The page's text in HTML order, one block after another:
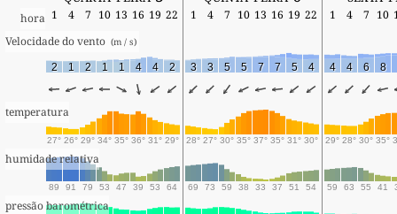
hora 1 4 7 10 13 16 19 22 1 4 7 10 13 16 19 22 1 4 7 10
Velocidade do vento (m / s)
2 1 2 1 1 4 4 2 3 3 5 5 7 7 5 4 4 4 6 8
temperatura
27° 26° 29° 34° 35° 36° 31° 29° 28° 27° 30° 35° 37° 35° 31° 30° 29° 28° 30° 35°
humidade relativa
89 91 79 53 47 39 53 64 69 73 59 38 33 37 51 54 59 63 55 41
pressão barométrica